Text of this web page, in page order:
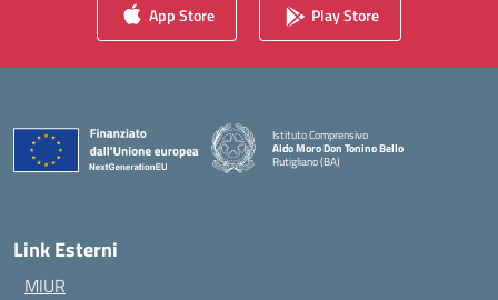
App Store Play Store
Istituto Comprensivo
Aldo Moro Don Tonino Bello
Rutigliano (BA)
— Visita la pagina iniziale della scuola
Link Esterni
MIUR